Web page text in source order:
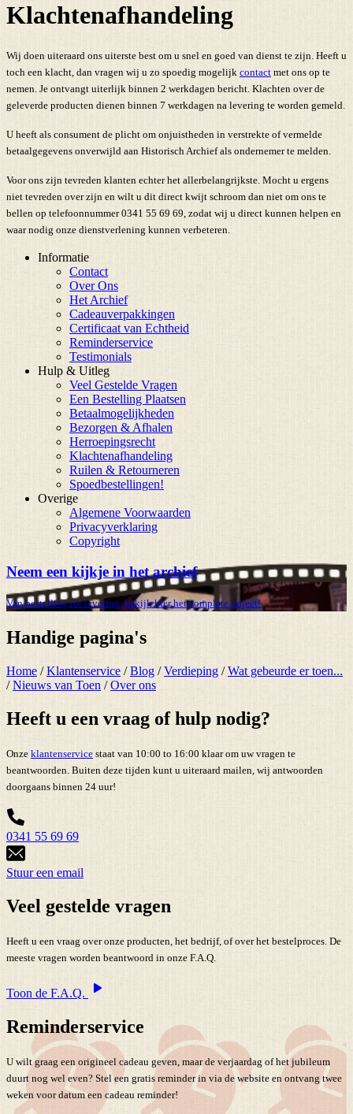
Klachtenafhandeling
Wij doen uiteraard ons uiterste best om u snel en goed van dienst te zijn. Heeft u
toch een klacht, dan vragen wij u zo spoedig mogelijk contact met ons op te
nemen. Je ontvangt uiterlijk binnen 2 werkdagen bericht. Klachten over de
geleverde producten dienen binnen 7 werkdagen na levering te worden gemeld.
U heeft als consument de plicht om onjuistheden in verstrekte of vermelde
betaalgegevens onverwijld aan Historisch Archief als ondernemer te melden.
Voor ons zijn tevreden klanten echter het allerbelangrijkste. Mocht u ergens
niet tevreden over zijn en wilt u dit direct kwijt schroom dan niet om ons te
bellen op telefoonnummer 0341 55 69 69, zodat wij u direct kunnen helpen en
waar nodig onze dienstverlening kunnen verbeteren.
Informatie
Contact
Over Ons
Het Archief
Cadeauverpakkingen
Certificaat van Echtheid
Reminderservice
Testimonials
Hulp & Uitleg
Veel Gestelde Vragen
Een Bestelling Plaatsen
Betaalmogelijkheden
Bezorgen & Afhalen
Herroepingsrecht
Klachtenafhandeling
Ruilen & Retourneren
Spoedbestellingen!
Overige
Algemene Voorwaarden
Privacyverklaring
Copyright
Neem een kijkje in het archief
Van bestelling tot levering, bekijk hier het complete traject!
Handige pagina's
Home /Klantenservice /Blog /Verdieping /Wat gebeurde er toen...
/Nieuws van Toen /Over ons
Heeft u een vraag of hulp nodig?
Onze klantenservice staat van 10:00 to 16:00 klaar om uw vragen te
beantwoorden. Buiten deze tijden kunt u uiteraard mailen, wij antwoorden
doorgaans binnen 24 uur!
0341 55 69 69
Stuur een email
Veel gestelde vragen
Heeft u een vraag over onze producten, het bedrijf, of over het bestelproces. De
meeste vragen worden beantwoord in onze F.A.Q.
Toon de F.A.Q.
Reminderservice
U wilt graag een origineel cadeau geven, maar de verjaardag of het jubileum
duurt nog wel even? Stel een gratis reminder in via de website en ontvang twee
weken voor datum een cadeau reminder!